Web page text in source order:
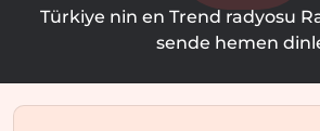
Türkiye nin en Trend radyosu
sende hemen